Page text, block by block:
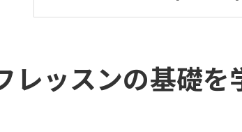
藤沢駅周辺のゴルフ練習
基礎レッスンを受ける前
初心者向けゴルフレッスンの選
レッスンの基礎を